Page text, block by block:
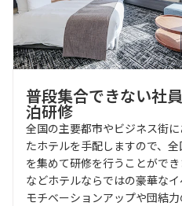
普段集合できない社
泊研修
全国の主要都市やビジネス街
たホテルを手配しますので、
を集めて研修を行うことがで
などホテルならではの豪華な
モチベーションアップや団結力